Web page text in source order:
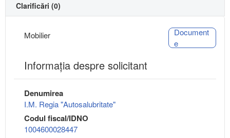
Clarificări (0)
Mobilier
Document
e
Informaţia despre solicitant
Denumirea
I.M. Regia "Autosalubritate"
Codul fiscal/IDNO
1004600028447